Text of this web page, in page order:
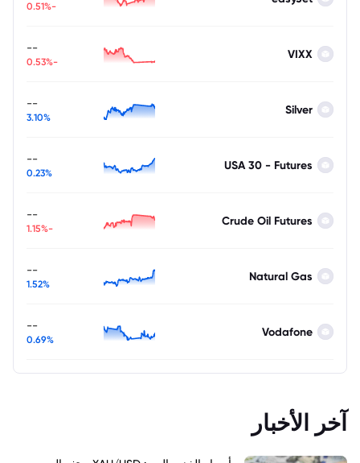
-0.51%
VIXX
--
-0.53%
Silver
--
3.10%
USA 30 - Futures
--
0.23%
Crude Oil Futures
--
-1.15%
Natural Gas
--
1.52%
Vodafone
--
0.69%
آخر الأخبار